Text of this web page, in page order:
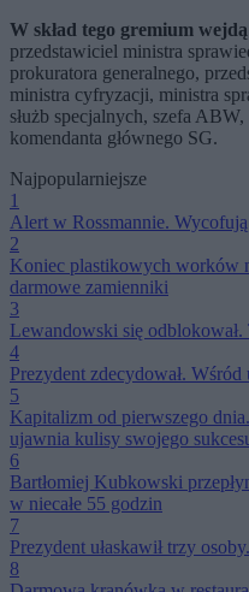
W skład tego gremium wejdą
przedstawiciel ministra
prokuratora generalnego,
ministra cyfryzacji, ministra
służb specjalnych, szefa
komendanta głównego SG.
Najpopularniejsze
1
Alert w Rossmannie.
2
Koniec plastikowych worków
darmowe zamienniki
3
Lewandowski się odblokował.
4
Prezydent zdecydował. Wśród
5
Kapitalizm od pierwszego
ujawnia kulisy swojego
6
Bartłomiej Kubkowski
w niecałe 55 godzin
7
Prezydent ułaskawił trzy
8